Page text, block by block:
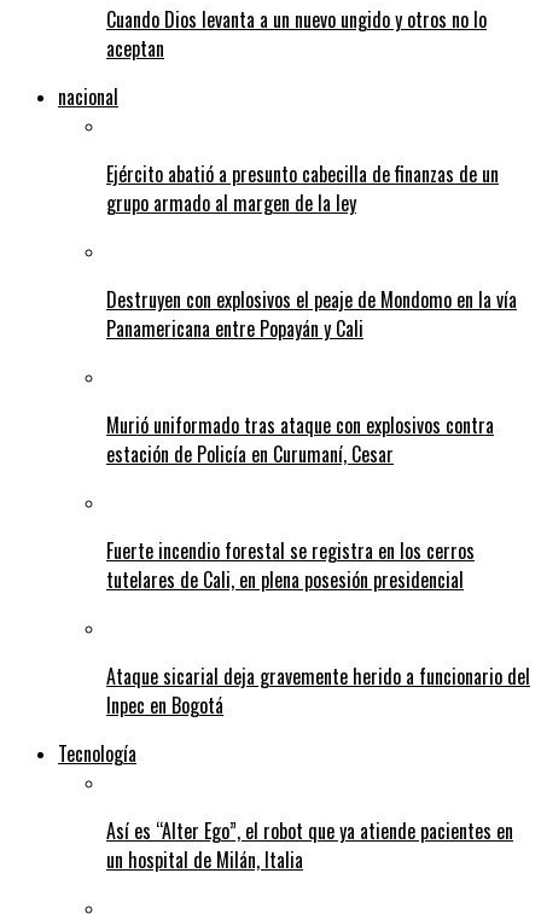
Cuando Dios levanta a un nuevo ungido y otros no lo
aceptan
nacional
Ejército abatió a presunto cabecilla de finanzas de un
grupo armado al margen de la ley
Destruyen con explosivos el peaje de Mondomo en la vía
Panamericana entre Popayán y Cali
Murió uniformado tras ataque con explosivos contra
estación de Policía en Curumaní, Cesar
Fuerte incendio forestal se registra en los cerros
tutelares de Cali, en plena posesión presidencial
Ataque sicarial deja gravemente herido a funcionario del
Inpec en Bogotá
Tecnología
Así es “Alter Ego”, el robot que ya atiende pacientes en
un hospital de Milán, Italia